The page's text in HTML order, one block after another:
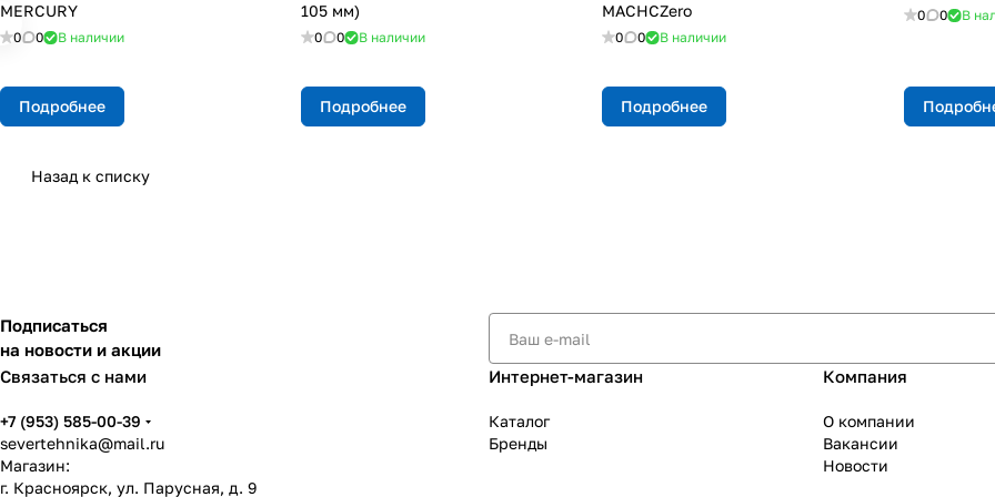
МERCURY
0 0 В наличии
Подробнее
105 мм)
0 0 В наличии
Подробнее
MACHCZero
0 0 В наличии
Подробнее
0 0 В
Назад к списку
Подписаться
на новости и акции
Связаться с нами
+7 (953) 585-00-39
severtehnika@mail.ru
Магазин:
г. Красноярск, ул. Парусная, д. 9
Интернет-магазин
Каталог
Бренды
Компания
О компании
Вакансии
Новости